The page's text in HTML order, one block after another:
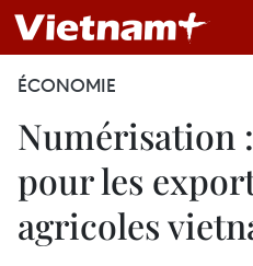
ÉCONOMIE
Numérisation
pour les
agricoles